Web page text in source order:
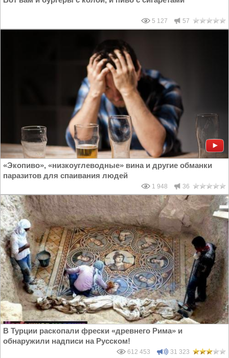
5 127 57
«Экопиво», «низкоуглеводные» вина и другие обманки
паразитов для спаивания людей
1 948 36
В Турции раскопали фрески «древнего Рима» и
обнаружили надписи на Русском!
612 453 31 323